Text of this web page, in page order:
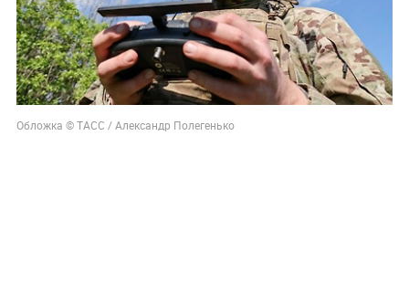
Обложка © ТАСС / Александр Полегенько